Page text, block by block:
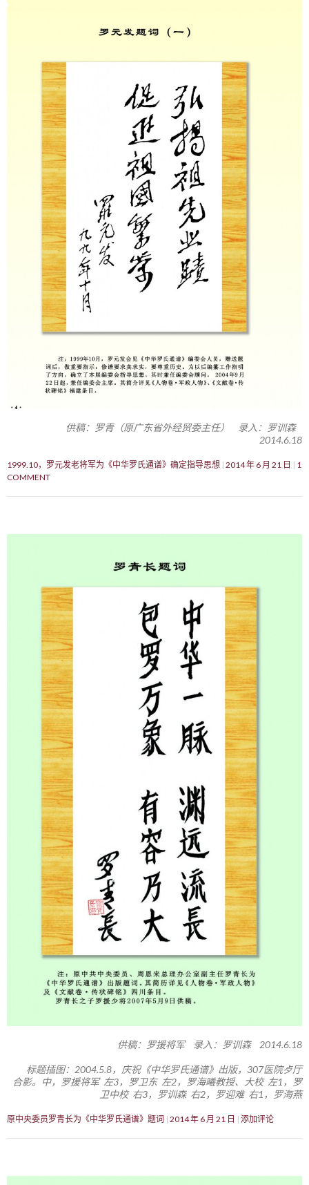
供稿：罗青（原广东省外经贸委主任） 录入：罗训森
2014.6.18
1999.10，罗元发老将军为《中华罗氏通谱》确定指导思想 2014 年 6 月 21 日
1
COMMENT
供稿：罗援将军 录入：罗训森 2014.6.18
标题插图：2004.5.8，庆祝《中华罗氏通谱》出版，307医院歺厅
合影。中，罗援将军 左3，罗卫东 左2，罗海曦教授、大校 左1，罗
卫中校 右3，罗训森 右2，罗迎难 右1，罗海燕
原中央委员罗青长为《中华罗氏通谱》题词 2014 年 6 月 21 日 添加评论